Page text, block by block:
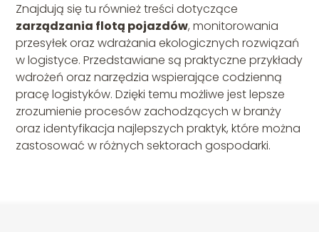
Znajdują się tu również treści dotyczące
zarządzania flotą pojazdów, monitorowania
przesyłek oraz wdrażania ekologicznych rozwiązań
w logistyce. Przedstawiane są praktyczne przykłady
wdrożeń oraz narzędzia wspierające codzienną
pracę logistyków. Dzięki temu możliwe jest lepsze
zrozumienie procesów zachodzących w branży
oraz identyfikacja najlepszych praktyk, które można
zastosować w różnych sektorach gospodarki.